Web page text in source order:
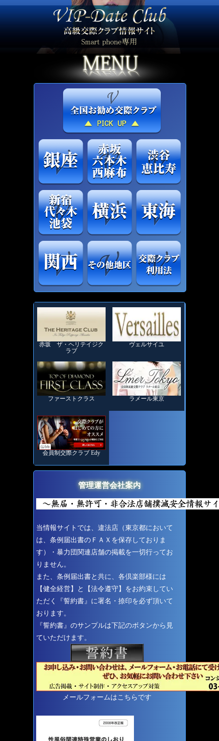
赤坂 ザ・ヘリテイジク
ラブ
ヴェルサイユ
ファーストクラス ラメール東京
会員制交際クラブ Edy
管理運営会社案内
当情報サイトでは、違法店（東京都において
は、条例届出書のＦＡＸを保存しておりま
す）・暴力団関連店舗の掲載を一切行ってお
りません。
また、条例届出書と共に、各倶楽部様には
【健全経営】と【法令遵守】をお約束してい
ただく『誓約書』に署名・捺印を必ず頂いて
おります。
『誓約書』のサンプルは下記のボタンから見
ていただけます。
メールフォームはこちらです